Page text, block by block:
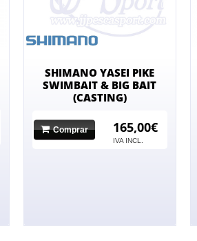
SHIMANO YASEI PIKE
SWIMBAIT & BIG BAIT
(CASTING)
Comprar 165,00€
IVA INCL.